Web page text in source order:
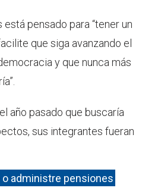
pensado para “tener un
que siga avanzando el
y que nunca más
año pasado que buscaría
sus integrantes fueran
o administre pensiones